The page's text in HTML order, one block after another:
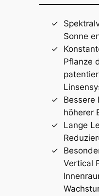
Sonne
Pflanze
Bessere
höherer
Lange
Vertical